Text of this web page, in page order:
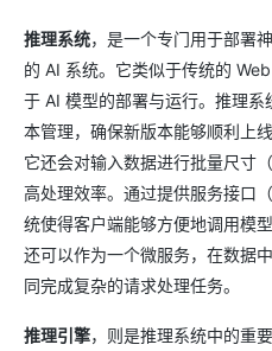
推理系统，是一个专门用于部署
的 AI 系统。它类似于传统的
于 AI 模型的部署与运行。推理
本管理，确保新版本能够顺利上
它还会对输入数据进行批量尺寸
高处理效率。通过提供服务接口
统使得客户端能够方便地调用模
还可以作为一个微服务，在数据
同完成复杂的请求处理任务。
推理引擎，则是推理系统中的重